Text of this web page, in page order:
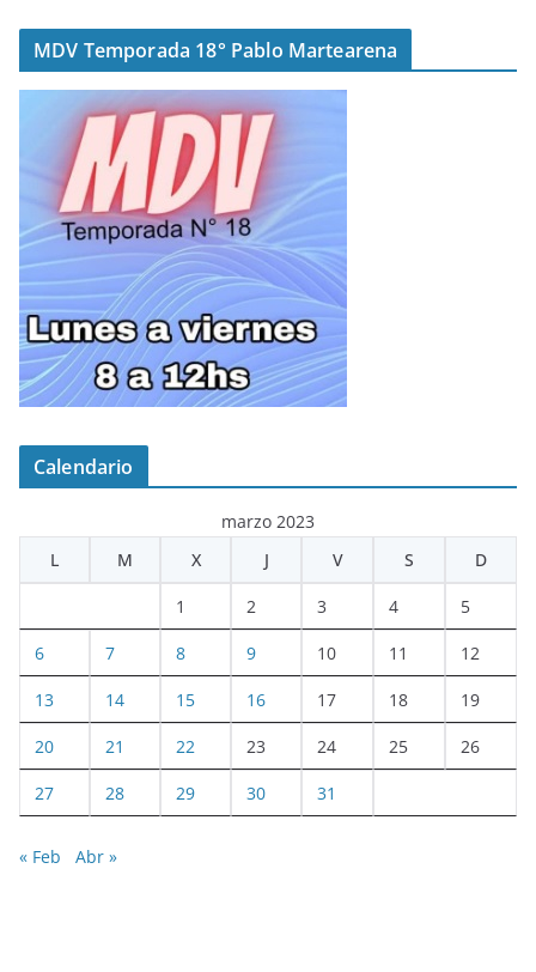
MDV Temporada 18° Pablo Martearena
Calendario
marzo 2023
L
M X J V S D
1 2 3 4 5
6 7 8 9 10 11 12
13 14 15 16 17 18 19
20 21 22 23 24 25 26
27 28 29 30 31
« Feb Abr »